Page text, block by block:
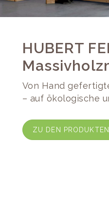
HUBERT
Von Hand
– auf ökologische
ZU DEN PRODUKTEN